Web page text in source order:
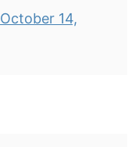
October 14,